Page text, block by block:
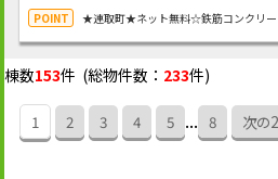
★連取町★ネット無料☆鉄筋コンクリー
棟数153件 (総物件数： 233件)
1 2 3 4 5 ... 8 次の